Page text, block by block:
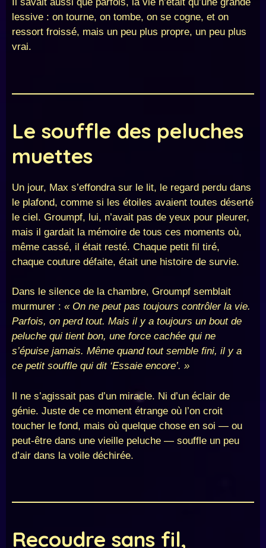
lessive : on tourne, on tombe, on se cogne, et on
ressort froissé, mais un peu plus propre, un peu plus
vrai.
Le souffle des peluches
muettes
Un jour, Max s’effondra sur le lit, le regard perdu dans
le plafond, comme si les étoiles avaient toutes déserté
le ciel. Groumpf, lui, n’avait pas de yeux pour pleurer,
mais il gardait la mémoire de tous ces moments où,
même cassé, il était resté. Chaque petit fil tiré,
chaque couture défaite, était une histoire de survie.
Dans le silence de la chambre, Groumpf semblait
murmurer : « On ne peut pas toujours contrôler la vie.
Parfois, on perd tout. Mais il y a toujours un bout de
peluche qui tient bon, une force cachée qui ne
s’épuise jamais. Même quand tout semble fini, il y a
ce petit souffle qui dit ‘Essaie encore’. »
Il ne s’agissait pas d’un miracle. Ni d’un éclair de
génie. Juste de ce moment étrange où l’on croit
toucher le fond, mais où quelque chose en soi — ou
peut-être dans une vieille peluche — souffle un peu
d’air dans la voile déchirée.
Recoudre sans fil,